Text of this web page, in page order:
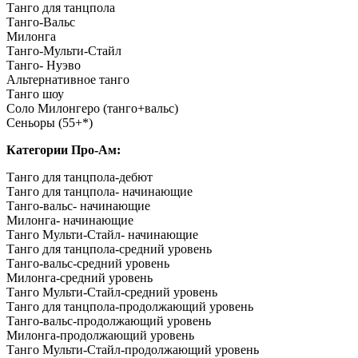
Танго для танцпола
Танго-Вальс
Милонга
Танго-Мульти-Стайл
Танго- Нуэво
Альтернативное танго
Танго шоу
Соло Милонгеро (танго+вальс)
Сеньоры (55+*)
Категории Про-Ам:
Танго для танцпола-дебют
Танго для танцпола- начинающие
Танго-вальс- начинающие
Милонга- начинающие
Танго Мульти-Стайл- начинающие
Танго для танцпола-средний уровень
Танго-вальс-средний уровень
Милонга-средний уровень
Танго Мульти-Стайл-средний уровень
Танго для танцпола-продолжающий уровень
Танго-вальс-продолжающий уровень
Милонга-продолжающий уровень
Танго Мульти-Стайл-продолжающий уровень